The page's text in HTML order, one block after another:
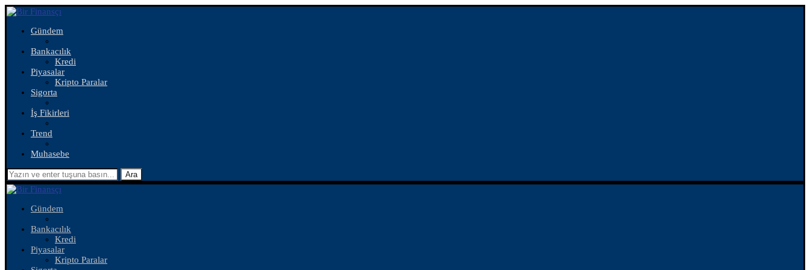
Gündem
Bankacılık
Kredi
Piyasalar
Kripto Paralar
Sigorta
İş Fikirleri
Trend
Muhasebe
Ara
Gündem
Bankacılık
Kredi
Piyasalar
Kripto Paralar